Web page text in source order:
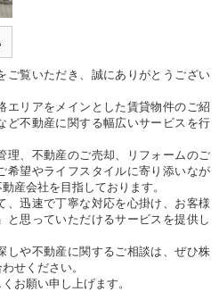
ご覧いただき、誠にありがとうござい
エリアをメインとした賃貸物件のご紹
ど不動産に関する幅広いサービスを行
理、不動産のご売却、リフォームのご
希望やライフスタイルに寄り添いなが
産会社を目指しております。
、迅速で丁寧な対応を心掛け、お客様
と思っていただけるサービスを提供し
しや不動産に関するご相談は、ぜひ株
せください。
お願い申し上げます。